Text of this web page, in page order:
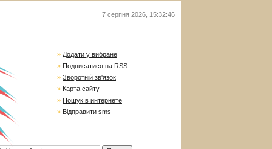
7 серпня 2026 15:32:47
» Додати у вибране
» Подписатися на RSS
» Зворотній зв'язок
» Карта сайту
» Пошук в интернете
» Відправити sms